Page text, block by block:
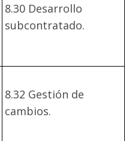
8.30 Desarrollo
subcontratado.
8.32 Gestión de
cambios.